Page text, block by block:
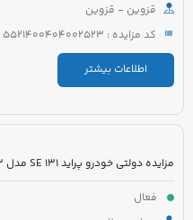
قزوین - قزوین
کد مزایده : 5521400404002523
اطلاعات بیشتر
فعال